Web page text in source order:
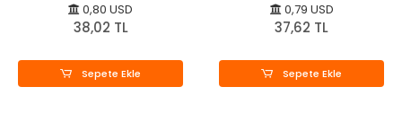
0,80 USD
38,02 TL
Sepete Ekle
0,79 USD
37,62 TL
Sepete Ekle